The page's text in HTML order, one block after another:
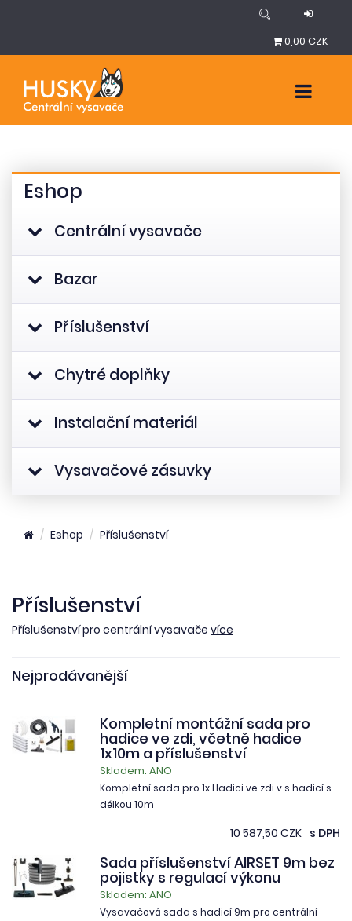
0,00 CZK
Eshop
Centrální vysavače
Bazar
Příslušenství
Chytré doplňky
Instalační materiál
Vysavačové zásuvky
Eshop Příslušenství
Příslušenství
Příslušenství pro centrální vysavače více
Nejprodávanější
Kompletní montážní sada pro
hadice ve zdi, včetně hadice
1x10m a příslušenství
Skladem: ANO
Kompletní sada pro 1x Hadici ve zdi v s hadicí s
délkou 10m
10 587,50 CZK s DPH
Sada příslušenství AIRSET 9m bez
pojistky s regulací výkonu
Skladem: ANO
Vysavačová sada s hadicí 9m pro centrální